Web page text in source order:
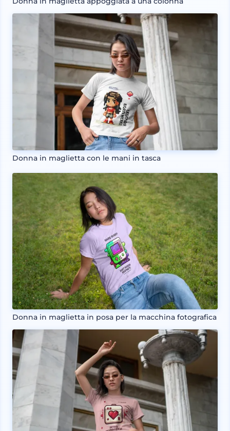
Donna in maglietta con le mani in tasca
Donna in maglietta in posa per la macchina fotografica